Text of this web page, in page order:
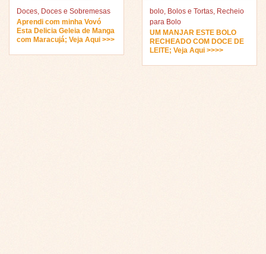
Doces Doces e Sobremesas
Aprendi com minha Vovó
Esta Delicia Geleia de Manga
com Maracujá; Veja Aqui >>>
bolo Bolos e Tortas Recheio
para Bolo
UM MANJAR ESTE BOLO
RECHEADO COM DOCE DE
LEITE; Veja Aqui >>>>